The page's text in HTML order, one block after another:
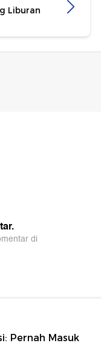
Liburan
Pernah Masuk